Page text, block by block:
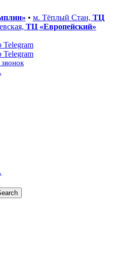
• м. Тёплый Стан, ТЦ
ТЦ «Европейский»
Telegram
Telegram